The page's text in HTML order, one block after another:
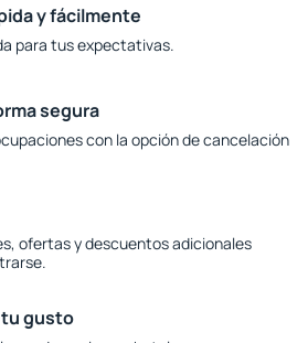
y fácilmente
para tus expectativas.
segura
con la opción de cancelación
ofertas y descuentos adicionales
gusto